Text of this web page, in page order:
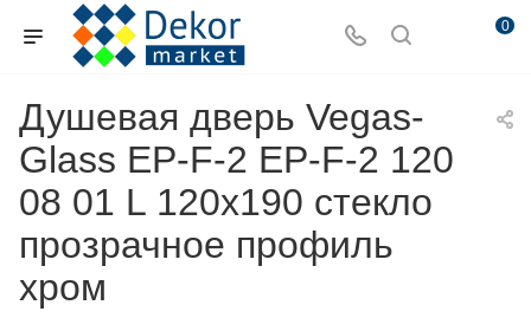
0
Душевая дверь Vegas-
Glass EP-F-2 EP-F-2 120
08 01 L 120х190 стекло
прозрачное профиль
хром